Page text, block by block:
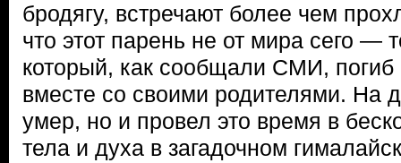
бродягу, встречают более чем
что этот парень не от мира сего —
который, как сообщали СМИ, погиб
вместе со своими родителями. На
умер, но и провел это время в
тела и духа в загадочном